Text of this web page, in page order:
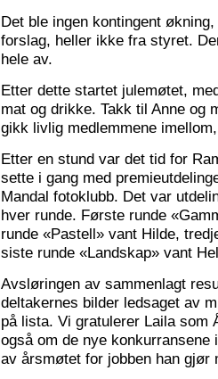
Det ble ingen kontingent
forslag, heller ikke fra styret.
hele av.
Etter dette startet julemøtet,
mat og drikke. Takk til Anne og
gikk livlig medlemmene
Etter en stund var det tid for
sette i gang med
Mandal fotoklubb. Det var
hver runde. Første runde
runde «Pastell» vant Hilde,
siste runde «Landskap» vant
Avsløringen av sammenlagt
deltakernes bilder ledsaget av
på lista. Vi gratulerer Laila som
også om de nye
av årsmøtet for jobben han gjør